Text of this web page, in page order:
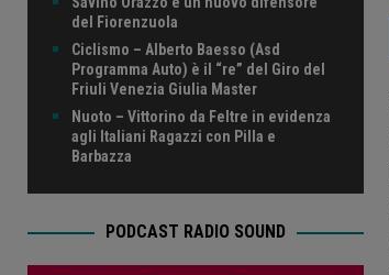
del Fiorenzuola
Ciclismo – Alberto Baesso (Asd
Programma Auto) è il “re” del Giro del
Friuli Venezia Giulia Master
Nuoto – Vittorino da Feltre in evidenza
agli Italiani Ragazzi con Pilla e
Barbazza
PODCAST RADIO SOUND